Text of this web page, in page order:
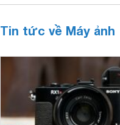
Tin tức về Máy ảnh